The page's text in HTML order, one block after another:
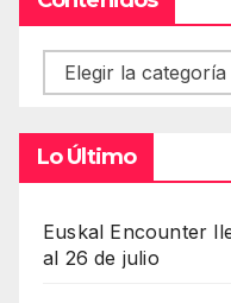
Contenidos
Lo Último
Euskal Encounter
al 26 de julio